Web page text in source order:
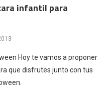
infantil para
Hoy te vamos a proponer
que disfrutes junto con tus